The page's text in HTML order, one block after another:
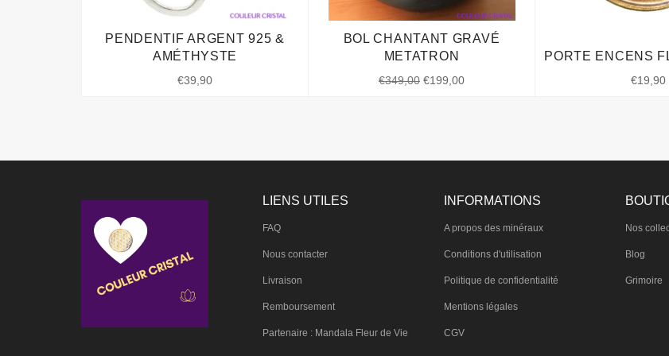
PENDENTIF ARGENT 925 &
AMÉTHYSTE
Prix
€39,90
BOL CHANTANT GRAVÉ
METATRON
Prix
€349,00Prix
€199,00
PORTE ENCENS
Prix
€19,90
LIENS UTILES
FAQ
Nous contacter
Livraison
Remboursement
Partenaire : Mandala Fleur de Vie
INFORMATIONS
A propos des minéraux
Conditions d'utilisation
Politique de confidentialité
Mentions légales
CGV
Nos
Blog
Grimoire